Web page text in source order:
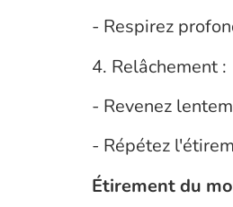
- Respirez
4. Relâchement :
- Revenez
- Répétez
Étirement du